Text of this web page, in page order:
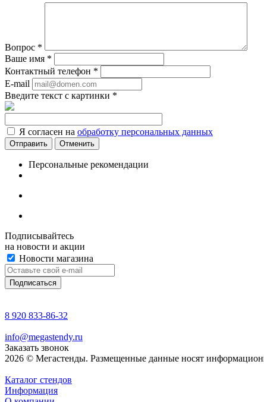
Вопрос *
Ваше имя *
Контактный телефон *
E-mail
Введите текст с картинки *
Я согласен на обработку персональных данных
Отменить
Персональные рекомендации
Подписывайтесь
на новости и акции
Новости магазина
8 920 833-86-32
info@megastendy.ru
Заказать звонок
2026 © Мегастенды. Размещенные данные носят
Каталог стендов
Информация